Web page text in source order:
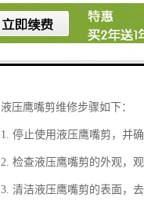
液压鹰嘴剪维修步骤如下：
1. 停止使用液压鹰嘴剪，并
2. 检查液压鹰嘴剪的外观，
3. 清洁液压鹰嘴剪的表面，去